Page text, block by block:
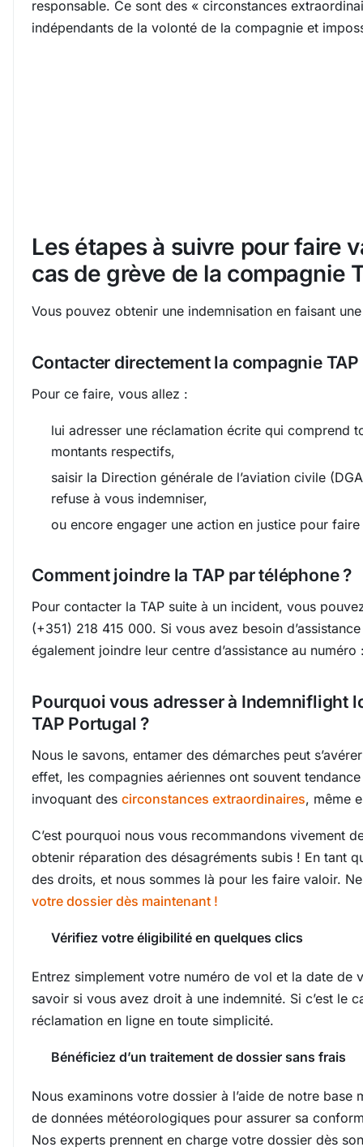
responsable. Ce sont des « circonstances
indépendants de la volonté de la compagnie et
Les étapes à suivre pour faire
cas de grève de la compagnie
Vous pouvez obtenir une indemnisation en faisant
Contacter directement la compagnie TAP
Pour ce faire, vous allez :
lui adresser une réclamation écrite qui comprend
montants respectifs,
saisir la Direction générale de l’aviation civile
refuse à vous indemniser,
ou encore engager une action en justice pour
Comment joindre la TAP par téléphone ?
Pour contacter la TAP suite à un incident, vous
(+351) 218 415 000. Si vous avez besoin
également joindre leur centre d’assistance au
Pourquoi vous adresser à Indemniflight
TAP Portugal ?
Nous le savons, entamer des démarches peut
effet, les compagnies aériennes ont souvent
invoquant des circonstances extraordinaires, même
C’est pourquoi nous vous recommandons vivement
obtenir réparation des désagréments subis ! En tant
des droits, et nous sommes là pour les faire valoir.
votre dossier dès maintenant !
Vérifiez votre éligibilité en quelques clics
Entrez simplement votre numéro de vol et la date de
savoir si vous avez droit à une indemnité. Si c’est le
réclamation en ligne en toute simplicité.
Bénéficiez d’un traitement de dossier sans frais
Nous examinons votre dossier à l’aide de notre base
de données météorologiques pour assurer sa
Nos experts prennent en charge votre dossier dès